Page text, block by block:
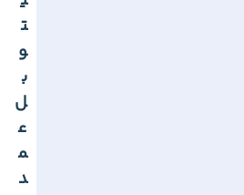
ت
و
ب
ل
ع
م
د